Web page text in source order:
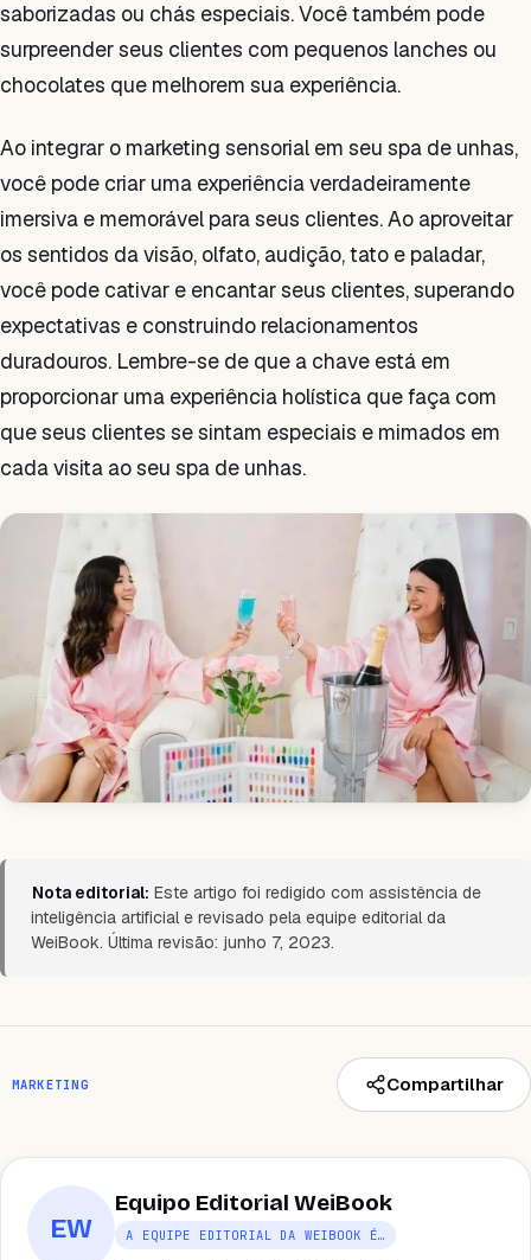
saborizadas ou chás especiais. Você também pode
surpreender seus clientes com pequenos lanches ou
chocolates que melhorem sua experiência.
Ao integrar o marketing sensorial em seu spa de unhas,
você pode criar uma experiência verdadeiramente
imersiva e memorável para seus clientes. Ao aproveitar
os sentidos da visão, olfato, audição, tato e paladar,
você pode cativar e encantar seus clientes, superando
expectativas e construindo relacionamentos
duradouros. Lembre-se de que a chave está em
proporcionar uma experiência holística que faça com
que seus clientes se sintam especiais e mimados em
cada visita ao seu spa de unhas.
Nota editorial: Este artigo foi redigido com assistência de
inteligência artificial e revisado pela equipe editorial da
WeiBook. Última revisão: junho 7, 2023.
MARKETING Compartilhar
EW
Equipo Editorial WeiBook
A EQUIPE EDITORIAL DA WEIBOOK É…